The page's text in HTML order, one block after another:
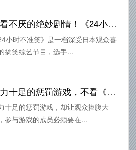
百看不厌的绝妙剧情！《24小时不准笑》医院做ct第几集大爆发
24小时不准笑》是一档深受日本观众喜
搞笑综艺节目，选手...
动力十足的惩罚游戏，不看《24小时不准笑》医院篇接吻都不好意思说看过综艺
十足的惩罚游戏，却让观众捧腹大
参与游戏的成员必须要在...